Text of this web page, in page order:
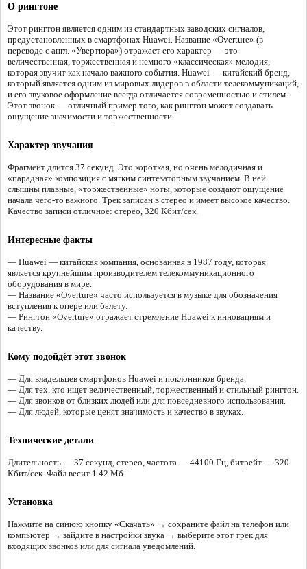
О рингтоне
Этот рингтон является одним из стандартных заводских сигналов,
предустановленных в смартфонах Huawei. Название «Overture» (в
переводе с англ. «Увертюра») отражает его характер — это
величественная, торжественная и немного «классическая» мелодия,
которая звучит как начало важного события. Huawei — китайский бренд,
который является одним из мировых лидеров в области телекоммуникаций,
и его звуковое оформление всегда отличается современностью и стилем.
Этот звонок — отличный пример того, как рингтон может создавать
ощущение значимости и торжественности.
Характер звучания
Фрагмент длится 37 секунд. Это короткая, но очень мелодичная и
«парадная» композиция с мягким синтезаторным звучанием. В ней
слышны плавные, «торжественные» ноты, которые создают ощущение
начала чего-то важного. Трек записан в стерео и имеет высокое качество.
Качество записи отличное: стерео, 320 Кбит/сек.
Интересные факты
— Huawei — китайская компания, основанная в 1987 году, которая
является крупнейшим производителем телекоммуникационного
оборудования в мире.
— Название «Overture» часто используется в музыке для обозначения
вступления к опере или балету.
— Рингтон «Overture» отражает стремление Huawei к инновациям и
качеству.
Кому подойдёт этот звонок
— Для владельцев смартфонов Huawei и поклонников бренда.
— Для тех, кто ищет величественный, торжественный и стильный рингтон.
— Для звонков от близких людей или для повседневного использования.
— Для людей, которые ценят значимость и качество в звуках.
Технические детали
Длительность — 37 секунд, стерео, частота — 44100 Гц, битрейт — 320
Кбит/сек. Файл весит 1.42 Мб.
Установка
Нажмите на синюю кнопку «Скачать» → сохраните файл на телефон или
компьютер → зайдите в настройки звука → выберите этот трек для
входящих звонков или для сигнала уведомлений.